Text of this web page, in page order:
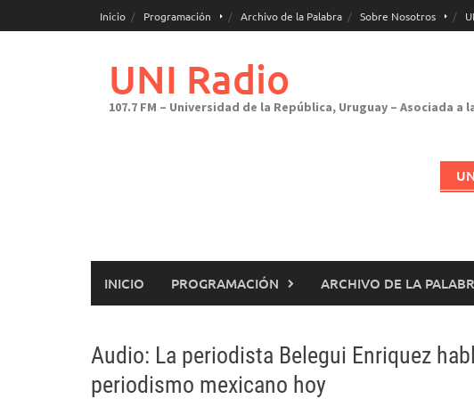
al
Inicio Programación Archivo de la Palabra Sobre Nosotros
UNI Radio
107.7 FM – Universidad de la República, Uruguay – Asociada
INICIO PROGRAMACIÓN ARCHIVO DE LA
Audio: La periodista Belegui Enriquez
periodismo mexicano hoy